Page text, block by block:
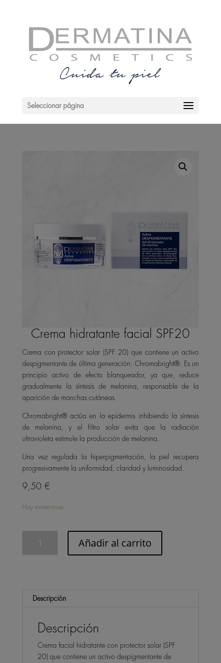
Seleccionar página
Crema hidratante facial SPF20
Crema con protector solar (SPF 20) que contiene un activo
despigmentante de última generación: Chromabright®. Es un
principio activo de efecto blanqueador, ya que, reduce
gradualmente la síntesis de melanina, responsable de la
aparición de manchas cutáneas.
Chromabright® actúa en la epidermis inhibiendo la síntesis
de melanina, y el filtro solar evita que la radiación
ultravioleta estimule la producción de melanina.
Una vez regulada la hiperpigmentación, la piel recupera
progresivamente la uniformidad, claridad y luminosidad.
9,50 €
Hay existencias
hidratante
Añadir al carrito
Descripción
Descripción
Crema facial hidratante con protector solar (SPF
20) que contiene un activo despigmentante de